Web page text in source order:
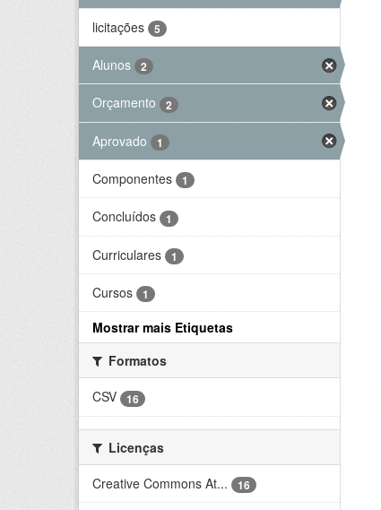
licitações 5
Alunos 2
Orçamento 2
Aprovado 1
Componentes 1
Concluídos 1
Curriculares 1
Cursos 1
Mostrar mais Etiquetas
Formatos
CSV
16
Licenças
Creative Commons At...
16